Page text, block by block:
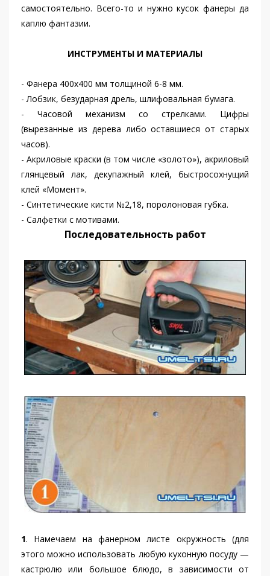
самостоятельно. Всего-то и нужно кусок фанеры да
каплю фантазии.
ИНСТРУМЕНТЫ И МАТЕРИАЛЫ
- Фанера 400x400 мм толщиной 6-8 мм.
- Лобзик, безударная дрель, шлифовальная бумага.
- Часовой механизм со стрелками. Цифры
(вырезанные из дерева либо оставшиеся от старых
часов).
- Акриловые краски (в том числе «золото»), акриловый
глянцевый лак, декупажный клей, быстросохнущий
клей «Момент».
- Синтетические кисти №2,18, поролоновая губка.
- Салфетки с мотивами.
Последовательность работ
1. Намечаем на фанерном листе окружность (для
этого можно использовать любую кухонную посуду —
кастрюлю или большое блюдо, в зависимости от